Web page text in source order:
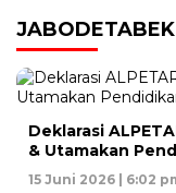
JABODETABEK
Deklarasi
& Utamakan
15 Juni 2026 | 6:02